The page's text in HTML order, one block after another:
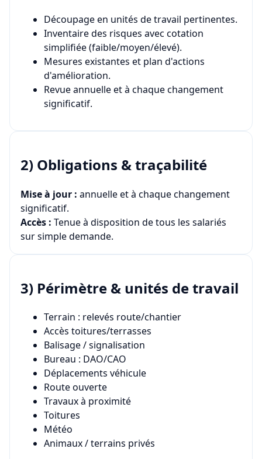
Découpage en unités de travail pertinentes.
Inventaire des risques avec cotation
simplifiée (faible/moyen/élevé).
Mesures existantes et plan d'actions
d'amélioration.
Revue annuelle et à chaque changement
significatif.
2) Obligations & traçabilité
Mise à jour : annuelle et à chaque changement
significatif.
Accès : Tenue à disposition de tous les salariés
sur simple demande.
3) Périmètre & unités de travail
Terrain : relevés route/chantier
Accès toitures/terrasses
Balisage / signalisation
Bureau : DAO/CAO
Déplacements véhicule
Route ouverte
Travaux à proximité
Toitures
Météo
Animaux / terrains privés